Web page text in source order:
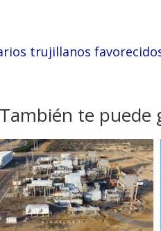
trujillanos
También te puede